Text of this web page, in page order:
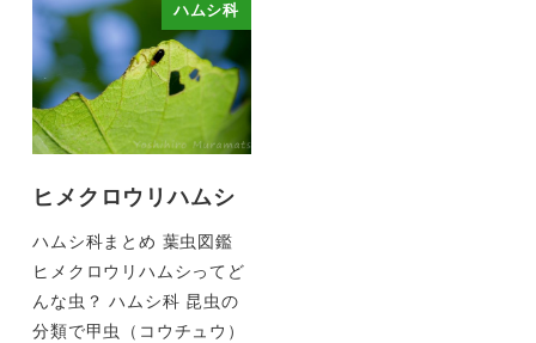
ハムシ科
ヒメクロウリハムシ
ハムシ科まとめ 葉虫図鑑
ヒメクロウリハムシってど
んな虫？ ハムシ科 昆虫の
分類で甲虫（コウチュウ）